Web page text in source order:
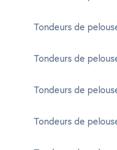
Tondeurs de
Tondeurs de
Tondeurs de
Tondeurs de